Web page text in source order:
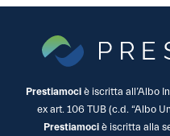
Prestiamoci è iscritta all’Albo
ex art. 106 TUB (c.d. “Albo
Prestiamociè iscritta alla